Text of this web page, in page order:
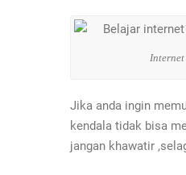
Internet
Jika anda ingin
kendala tidak bisa
jangan khawatir